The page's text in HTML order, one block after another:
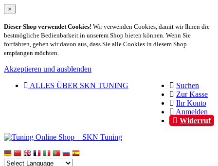
×
Dieser Shop verwendet Cookies! Wir verwenden Cookies, damit wir Ihnen die
bestmögliche Bedienbarkeit in unserem Shop bieten können. Wenn Sie
fortfahren, gehen wir davon aus, dass Sie alle Cookies in diesem Shop
empfangen möchten.
Akzeptieren und ausblenden
ALLES ÜBER SKN TUNING
Suchen
Zur Kasse
Ihr Konto
Anmelden
Widerruf